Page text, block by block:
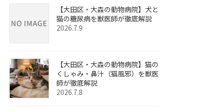
【大田区・大森の動物病院】犬と
猫の糖尿病を獣医師が徹底解説
2026.7.9
【大田区・大森の動物病院】猫の
くしゃみ・鼻汁（猫風邪）を獣医
師が徹底解説
2026.7.8